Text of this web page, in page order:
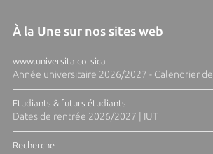
À la Une sur nos sites web
www.universita.corsica
Année universitaire 2026/2027 - Calendrier
Etudiants & futurs étudiants
Dates de rentrée 2026/2027 | IUT
Recherche